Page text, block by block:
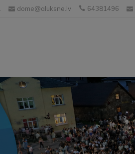
dome@aluksne.lv 64381496